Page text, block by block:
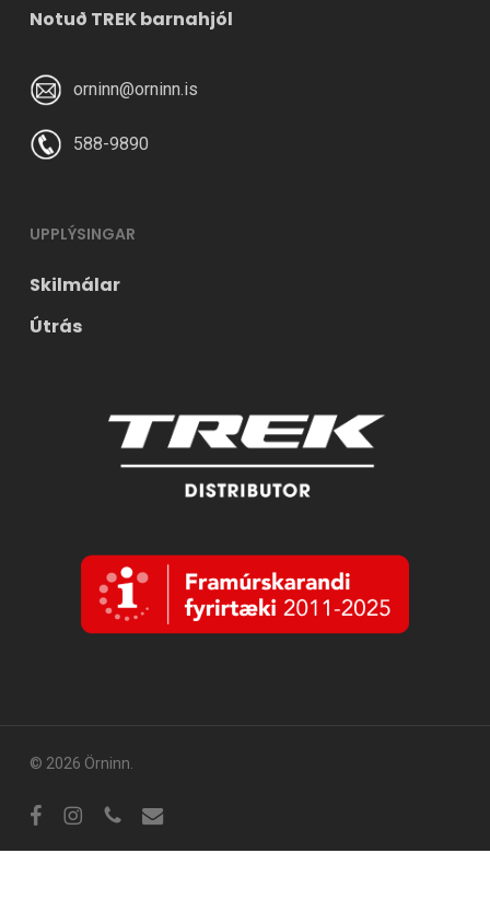
Notuð TREK barnahjól
orninn@orninn.is
588-9890
UPPLÝSINGAR
Skilmálar
Útrás
© 2026 Örninn.
FacebookInstagram
sími tölvupóstur